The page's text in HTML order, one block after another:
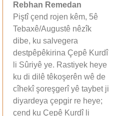
Rebhan Remedan
Piştî çend rojen kêm, 5ê
Tebaxê/Augustê nêzîk
dibe, ku salvegera
destpêpêkirina Çepê Kurdî
li Sûriyê ye. Rastiyek heye
ku di dilê têkoşerên wê de
cîhekî şoreşgerî yê taybet ji
diyardeya çepgir re heye;
çend ku Çepê Kurdî li